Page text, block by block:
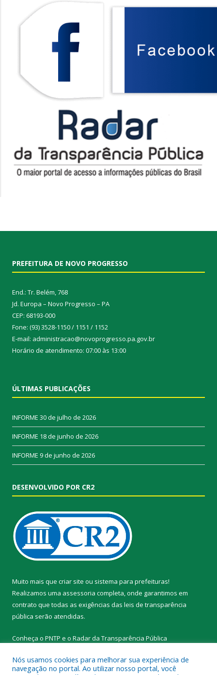
PREFEITURA DE NOVO PROGRESSO
End.: Tr. Belém, 768
Jd. Europa – Novo Progresso – PA
CEP: 68193-000
Fone: (93) 3528-1150 / 1151 / 1152
E-mail: administracao@novoprogresso.pa.gov.br
Horário de atendimento: 07:00 às 13:00
ÚLTIMAS PUBLICAÇÕES
INFORME 30 de julho de 2026
INFORME 18 de junho de 2026
INFORME 9 de junho de 2026
DESENVOLVIDO POR CR2
Muito mais que criar site ou sistema para prefeituras!
Realizamos uma assessoria completa, onde garantimos em
contrato que todas as exigências das leis de transparência
pública serão atendidas.
Conheça o PNTP e o Radar da Transparência Pública
Nós usamos cookies para melhorar sua experiência de
navegação no portal. Ao utilizar nosso portal, você